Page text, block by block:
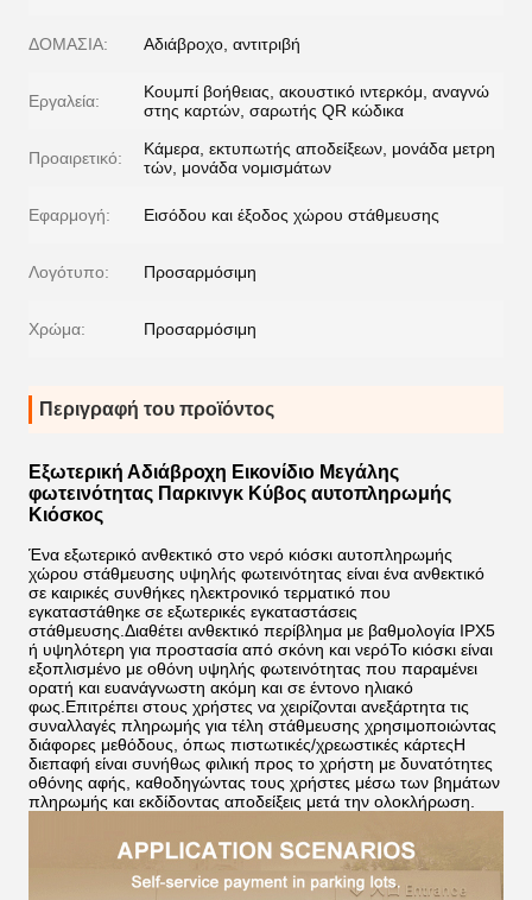
ΔΟΜΑΣΙΑ: Αδιάβροχο, αντιτριβή
Εργαλεία:
Κουμπί βοήθειας, ακουστικό ιντερκόμ, αναγνώ
στης καρτών, σαρωτής QR κώδικα
Προαιρετικό:
Κάμερα, εκτυπωτής αποδείξεων, μονάδα μετρη
τών, μονάδα νομισμάτων
Εφαρμογή: Εισόδου και έξοδος χώρου στάθμευσης
Λογότυπο: Προσαρμόσιμη
Χρώμα: Προσαρμόσιμη
Περιγραφή του προϊόντος
Εξωτερική Αδιάβροχη Εικονίδιο Μεγάλης
φωτεινότητας Παρκινγκ Κύβος αυτοπληρωμής
Κιόσκος
Ένα εξωτερικό ανθεκτικό στο νερό κιόσκι αυτοπληρωμής
χώρου στάθμευσης υψηλής φωτεινότητας είναι ένα ανθεκτικό
σε καιρικές συνθήκες ηλεκτρονικό τερματικό που
εγκαταστάθηκε σε εξωτερικές εγκαταστάσεις
στάθμευσης.Διαθέτει ανθεκτικό περίβλημα με βαθμολογία IPX5
ή υψηλότερη για προστασία από σκόνη και νερόΤο κιόσκι είναι
εξοπλισμένο με οθόνη υψηλής φωτεινότητας που παραμένει
ορατή και ευανάγνωστη ακόμη και σε έντονο ηλιακό
φως.Επιτρέπει στους χρήστες να χειρίζονται ανεξάρτητα τις
συναλλαγές πληρωμής για τέλη στάθμευσης χρησιμοποιώντας
διάφορες μεθόδους, όπως πιστωτικές/χρεωστικές κάρτεςΗ
διεπαφή είναι συνήθως φιλική προς το χρήστη με δυνατότητες
οθόνης αφής, καθοδηγώντας τους χρήστες μέσω των βημάτων
πληρωμής και εκδίδοντας αποδείξεις μετά την ολοκλήρωση.